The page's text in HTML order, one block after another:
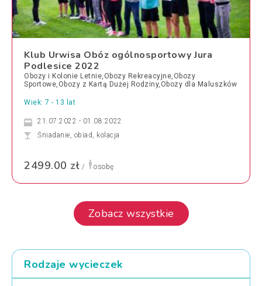
Klub Urwisa Obóz ogólnosportowy Jura
Podlesice 2022
Obozy i Kolonie Letnie,Obozy Rekreacyjne,Obozy
Sportowe,Obozy z Kartą Dużej Rodziny,Obozy dla Maluszków
Wiek: 7 - 13 lat
21.07.2022 - 01.08.2022
Śniadanie, obiad, kolacja
2499.00 zł / osobę
Zobacz wszystkie
Rodzaje wycieczek